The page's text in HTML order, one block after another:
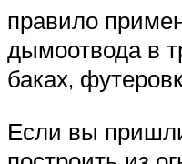
правило
дымоотвода в
баках,
Если вы